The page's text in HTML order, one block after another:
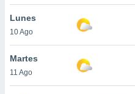
de
Lunes
10 Ago
Martes
11 Ago